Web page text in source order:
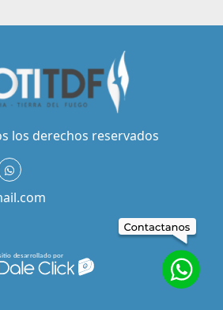
los derechos reservados